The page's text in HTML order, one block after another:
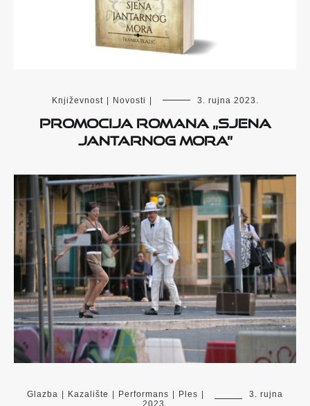
Književnost Novosti 3. rujna 2023.
Promocija romana „Sjena
Jantarnog mora”
Glazba Kazalište Performans Ples
3. rujna
2023.